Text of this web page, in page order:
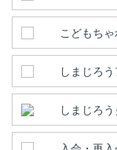
こどもち
しまじろう
しまじろ